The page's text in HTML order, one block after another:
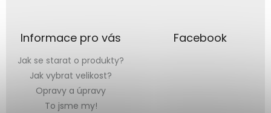
Informace pro vás
Jak se starat o produkty?
Jak vybrat velikost?
Opravy a úpravy
To jsme my!
Facebook